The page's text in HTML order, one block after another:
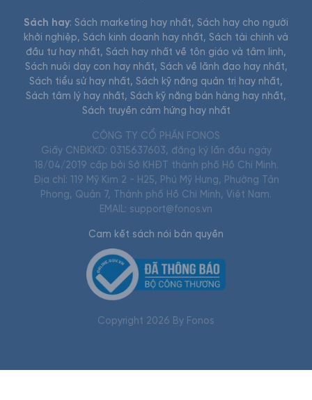
Sách hay: Sách marketing hay nhất, Sách hay cho người
khởi nghiệp, Sách kinh doanh hay nhất, Sách tài chính và
đầu tư hay nhất, Sách hay nhất về tôn giáo và tâm linh,
Sách nuôi dạy con hay nhất, Sách về lãnh đạo hay nhất,
Sách tiểu sử hay nhất, Sách kỹ năng quản trị hay nhất,
Sách tâm lý hay nhất, Sách kỹ năng bán hàng hay nhất,
Sách truyền cảm hứng hay nhất
CÔNG TY CỔ PHẦN FONOS
Giấy CNĐKKD: 0315637603, đăng ký lần đầu ngày
18/04/2019 cấp bởi Sở KHĐT thành phố Hồ Chí Minh.
Địa chỉ: 119 Mỹ Kim 2 - H25, Phú Mỹ Hưng, Phường Tân
Phong, Quận 7, Thành phố Hồ Chí Minh, Việt Nam.
EMAIL: support@fonos.vn
Cam kết sách nói bản quyền
Copyright 2026 By Fonos